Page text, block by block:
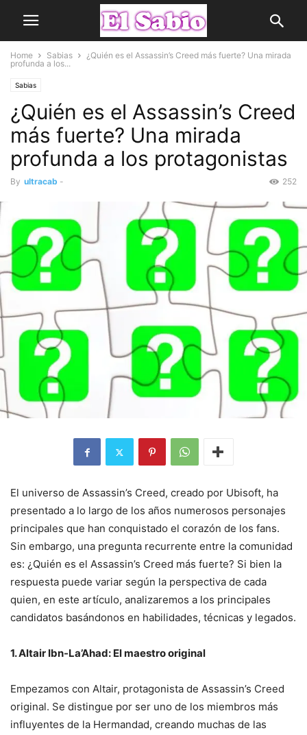
Home Sabias
¿Quién es el Assassin’s Creed más fuerte? Una mirada
profunda a los...
Sabias
¿Quién es el Assassin’s Creed
más fuerte? Una mirada
profunda a los protagonistas
By ultracab - 252
El universo de Assassin’s Creed, creado por Ubisoft, ha
presentado a lo largo de los años numerosos personajes
principales que han conquistado el corazón de los fans.
Sin embargo, una pregunta recurrente entre la comunidad
es: ¿Quién es el Assassin’s Creed más fuerte? Si bien la
respuesta puede variar según la perspectiva de cada
quien, en este artículo, analizaremos a los principales
candidatos basándonos en habilidades, técnicas y legados.
1. Altair Ibn-La’Ahad: El maestro original
Empezamos con Altair, protagonista de Assassin’s Creed
original. Se distingue por ser uno de los miembros más
influyentes de la Hermandad, creando muchas de las